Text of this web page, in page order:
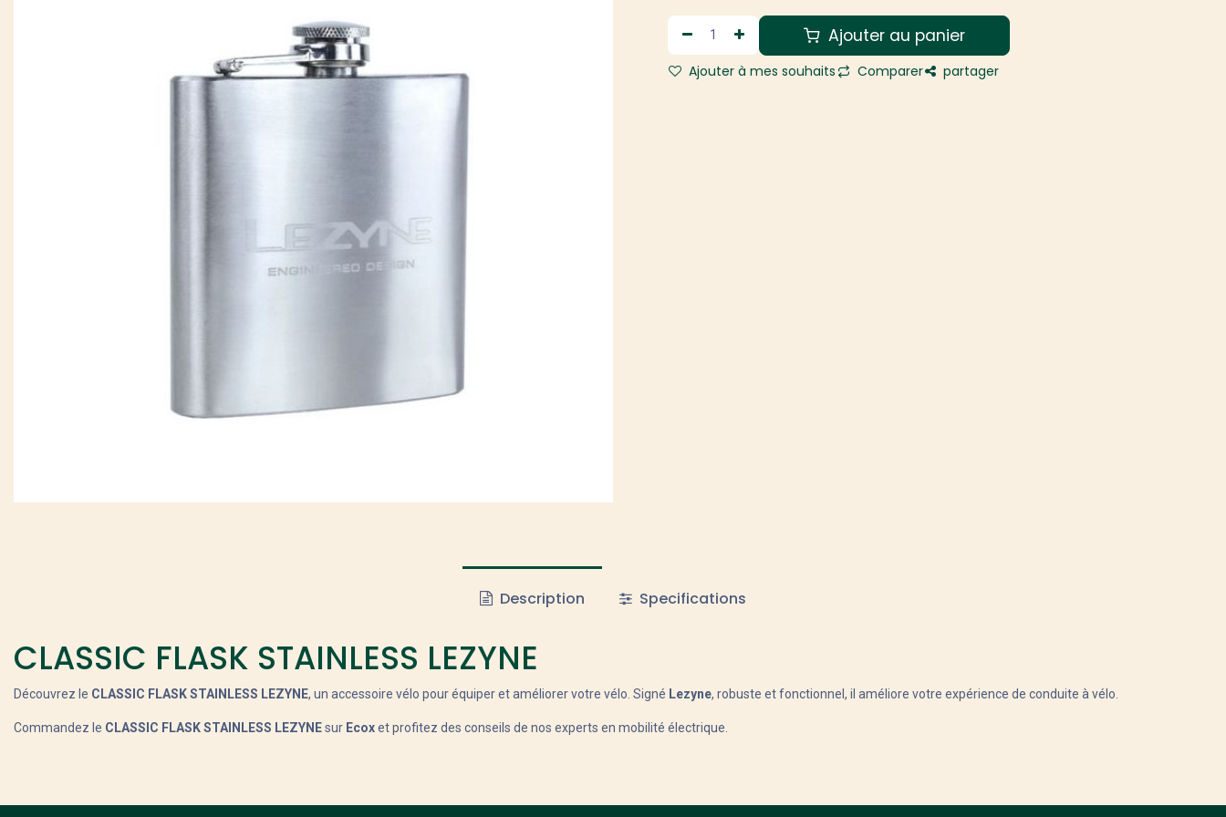
Ajouter au panier
Ajouter à mes souhaits Comparer partager
Description Specifications
CLASSIC FLASK STAINLESS LEZYNE
Découvrez le CLASSIC FLASK STAINLESS LEZYNE, un accessoire vélo pour équiper et améliorer votre vélo. Signé Lezyne, robuste et fonctionnel, il améliore votre expérience de conduite à vélo.
Commandez le CLASSIC FLASK STAINLESS LEZYNEsur Ecoxet profitez des conseils de nos experts en mobilité électrique.